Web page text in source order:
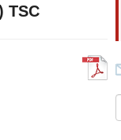
TSC